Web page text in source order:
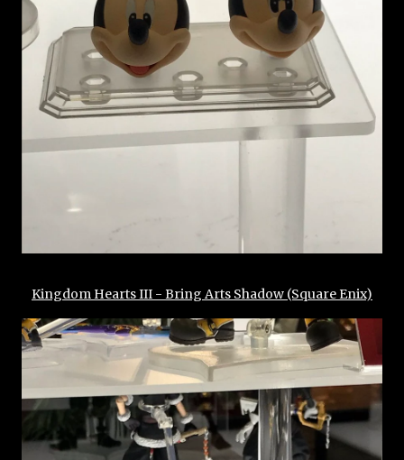
Kingdom Hearts III - Bring Arts Shadow (Square Enix)